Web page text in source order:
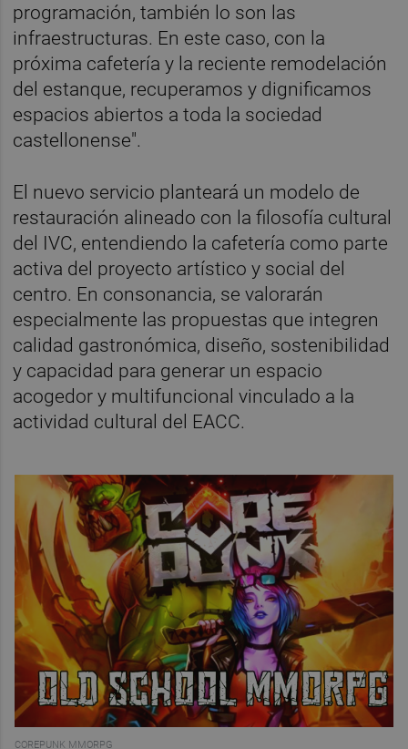
programación, también lo son las
infraestructuras. En este caso, con la
próxima cafetería y la reciente remodelación
del estanque, recuperamos y dignificamos
espacios abiertos a toda la sociedad
castellonense".
El nuevo servicio planteará un modelo de
restauración alineado con la filosofía cultural
del IVC, entendiendo la cafetería como parte
activa del proyecto artístico y social del
centro. En consonancia, se valorarán
especialmente las propuestas que integren
calidad gastronómica, diseño, sostenibilidad
y capacidad para generar un espacio
acogedor y multifuncional vinculado a la
actividad cultural del EACC.
COREPUNK MMORPG